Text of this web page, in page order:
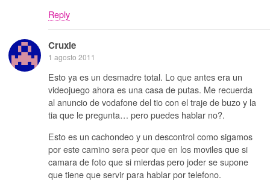
Reply
Cruxie
1 agosto 2011
Esto ya es un desmadre total. Lo que antes era un
videojuego ahora es una casa de putas. Me recuerda
al anuncio de vodafone del tio con el traje de buzo y la
tia que le pregunta… pero puedes hablar no?.
Esto es un cachondeo y un descontrol como sigamos
por este camino sera peor que en los moviles que si
camara de foto que si mierdas pero joder se supone
que tiene que servir para hablar por telefono.